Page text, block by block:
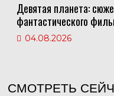
Девятая планета:
фантастического
04.08.2026
СМОТРЕТЬ